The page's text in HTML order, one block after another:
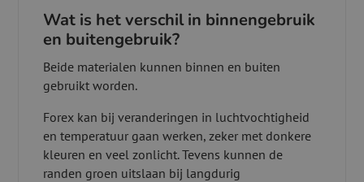
Wat is het verschil in binnengebruik
en buitengebruik?
Beide materialen kunnen binnen en buiten
gebruikt worden.
Forex kan bij veranderingen in luchtvochtigheid
en temperatuur gaan werken, zeker met donkere
kleuren en veel zonlicht. Tevens kunnen de
randen groen uitslaan bij langdurig